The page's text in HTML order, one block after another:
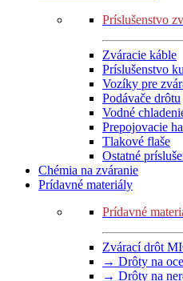
Príslušenstvo
Zváracie káble
Príslušenstvo
Vozíky pre
Podávače drôtu
Vodné
Prepojovacie
Tlakové flaše
Ostatné
Chémia na zváranie
Prídavné materiály
Prídavné
Zvárací drôt
→ Drôty na
→ Drôty na